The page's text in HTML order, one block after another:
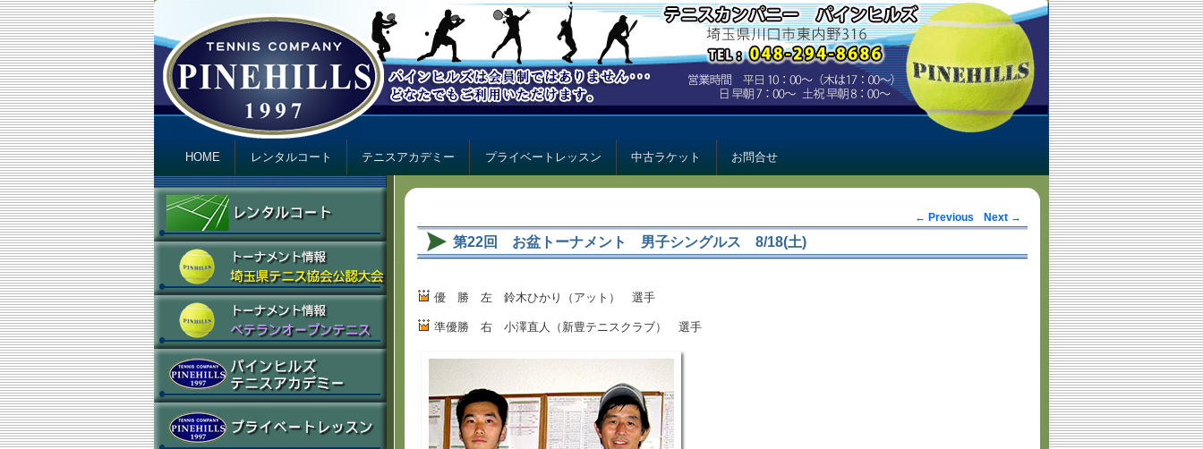
テニスカンパニー パインヒルズ
Just another テニスカンパニー パインヒルズ
Primary menu
Skip to primary content
Skip to secondary content
HOME レンタルコート テニスアカデミー プライベートレッスン 中古ラケット お問合せ
Post navigation
← Previous Next →
第22回 お盆トーナメント 男子シングルス 8/18(土)
優 勝 左 鈴木ひかり（アット） 選手
準優勝 右 小澤直人（新豊テニスクラブ） 選手